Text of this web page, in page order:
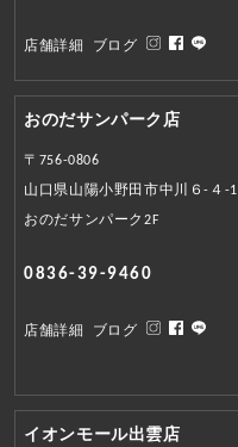
店舗詳細 ブログ
おのだサンパーク店
〒756-0806
山口県山陽小野田市中川６-４-1
おのだサンパーク2F
0836-39-9460
店舗詳細 ブログ
イオンモール出雲店